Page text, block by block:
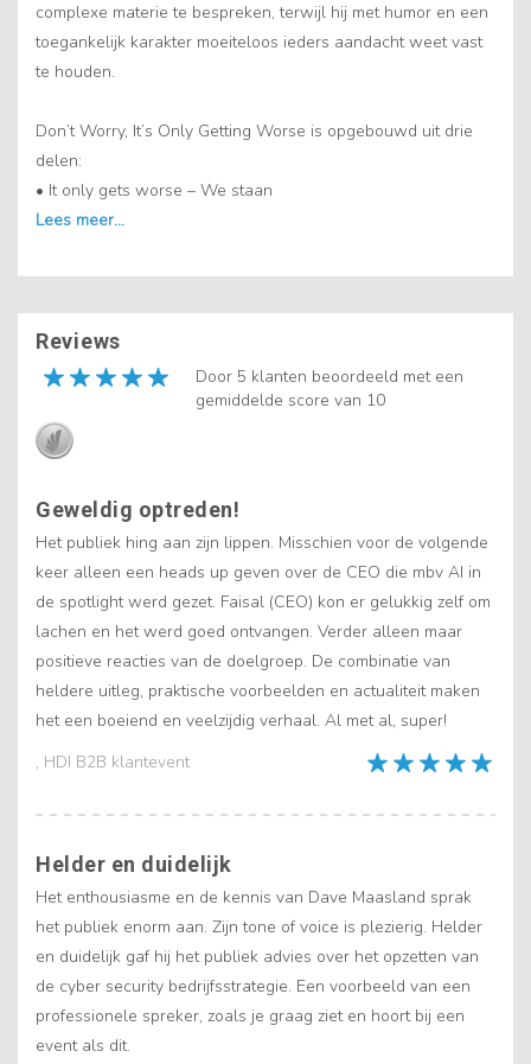
complexe materie te bespreken, terwijl hij met humor en een
toegankelijk karakter moeiteloos ieders aandacht weet vast
te houden.
Don’t Worry, It’s Only Getting Worse is opgebouwd uit drie
delen:
• It only gets worse – We staan
Reviews
Door 5 klanten beoordeeld met een
gemiddelde score van 10
, HDI B2B klantevent
Geweldig optreden!
Het publiek hing aan zijn lippen. Misschien voor de volgende
keer alleen een heads up geven over de CEO die mbv AI in
de spotlight werd gezet. Faisal (CEO) kon er gelukkig zelf om
lachen en het werd goed ontvangen. Verder alleen maar
positieve reacties van de doelgroep. De combinatie van
heldere uitleg, praktische voorbeelden en actualiteit maken
het een boeiend en veelzijdig verhaal. Al met al, super!
Helder en duidelijk
Het enthousiasme en de kennis van Dave Maasland sprak
het publiek enorm aan. Zijn tone of voice is plezierig. Helder
en duidelijk gaf hij het publiek advies over het opzetten van
de cyber security bedrijfsstrategie. Een voorbeeld van een
professionele spreker, zoals je graag ziet en hoort bij een
event als dit.